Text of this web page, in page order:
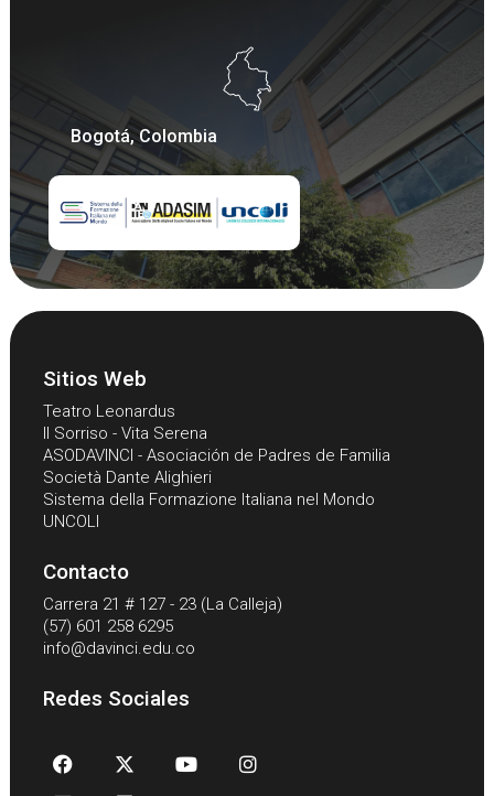
Bogotá, Colombia
Sitios Web
Teatro Leonardus
Il Sorriso - Vita Serena
ASODAVINCI - Asociación de Padres de Familia
Società Dante Alighieri
Sistema della Formazione Italiana nel Mondo
UNCOLI
Contacto
Carrera 21 # 127 - 23 (La Calleja)
(57) 601 258 6295
info@davinci.edu.co
Redes Sociales